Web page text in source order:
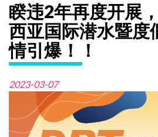
睽违2年再度开展
西亚国际潜水暨度
情引爆！！
2023-03-07